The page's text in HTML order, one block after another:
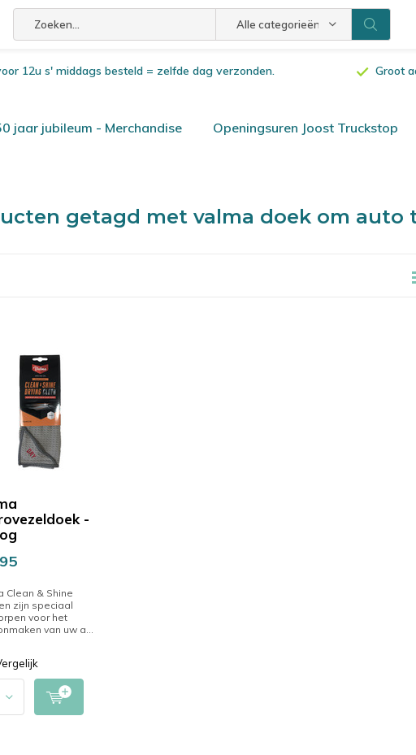
Alle categorieën
12u s' middags besteld = zelfde dag verzonden. Groot
jaar jubileum - Merchandise Openingsuren Joost Truckstop
getagd met valma doek om auto
-
Clean & Shine
zijn speciaal
voor het
van uw a...